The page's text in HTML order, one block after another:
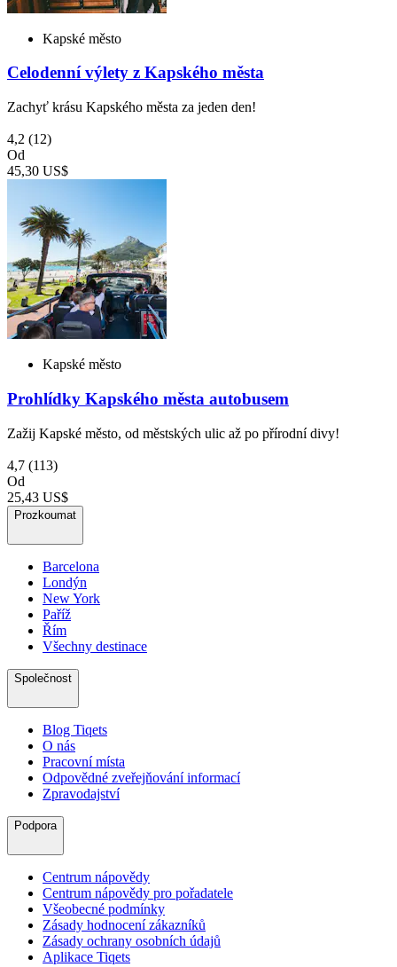
Kapské město
Celodenní výlety z Kapského města
Zachyť krásu Kapského města za jeden den!
4,2 (12)
Od
45,30 US$
Kapské město
Prohlídky Kapského města autobusem
Zažij Kapské město, od městských ulic až po přírodní divy!
4,7 (113)
Od
25,43 US$
Prozkoumat
Barcelona
Londýn
New York
Paříž
Řím
Všechny destinace
Společnost
Blog Tiqets
O nás
Pracovní místa
Odpovědné zveřejňování informací
Zpravodajství
Podpora
Centrum nápovědy
Centrum nápovědy pro pořadatele
Všeobecné podmínky
Zásady hodnocení zákazníků
Zásady ochrany osobních údajů
Aplikace Tiqets